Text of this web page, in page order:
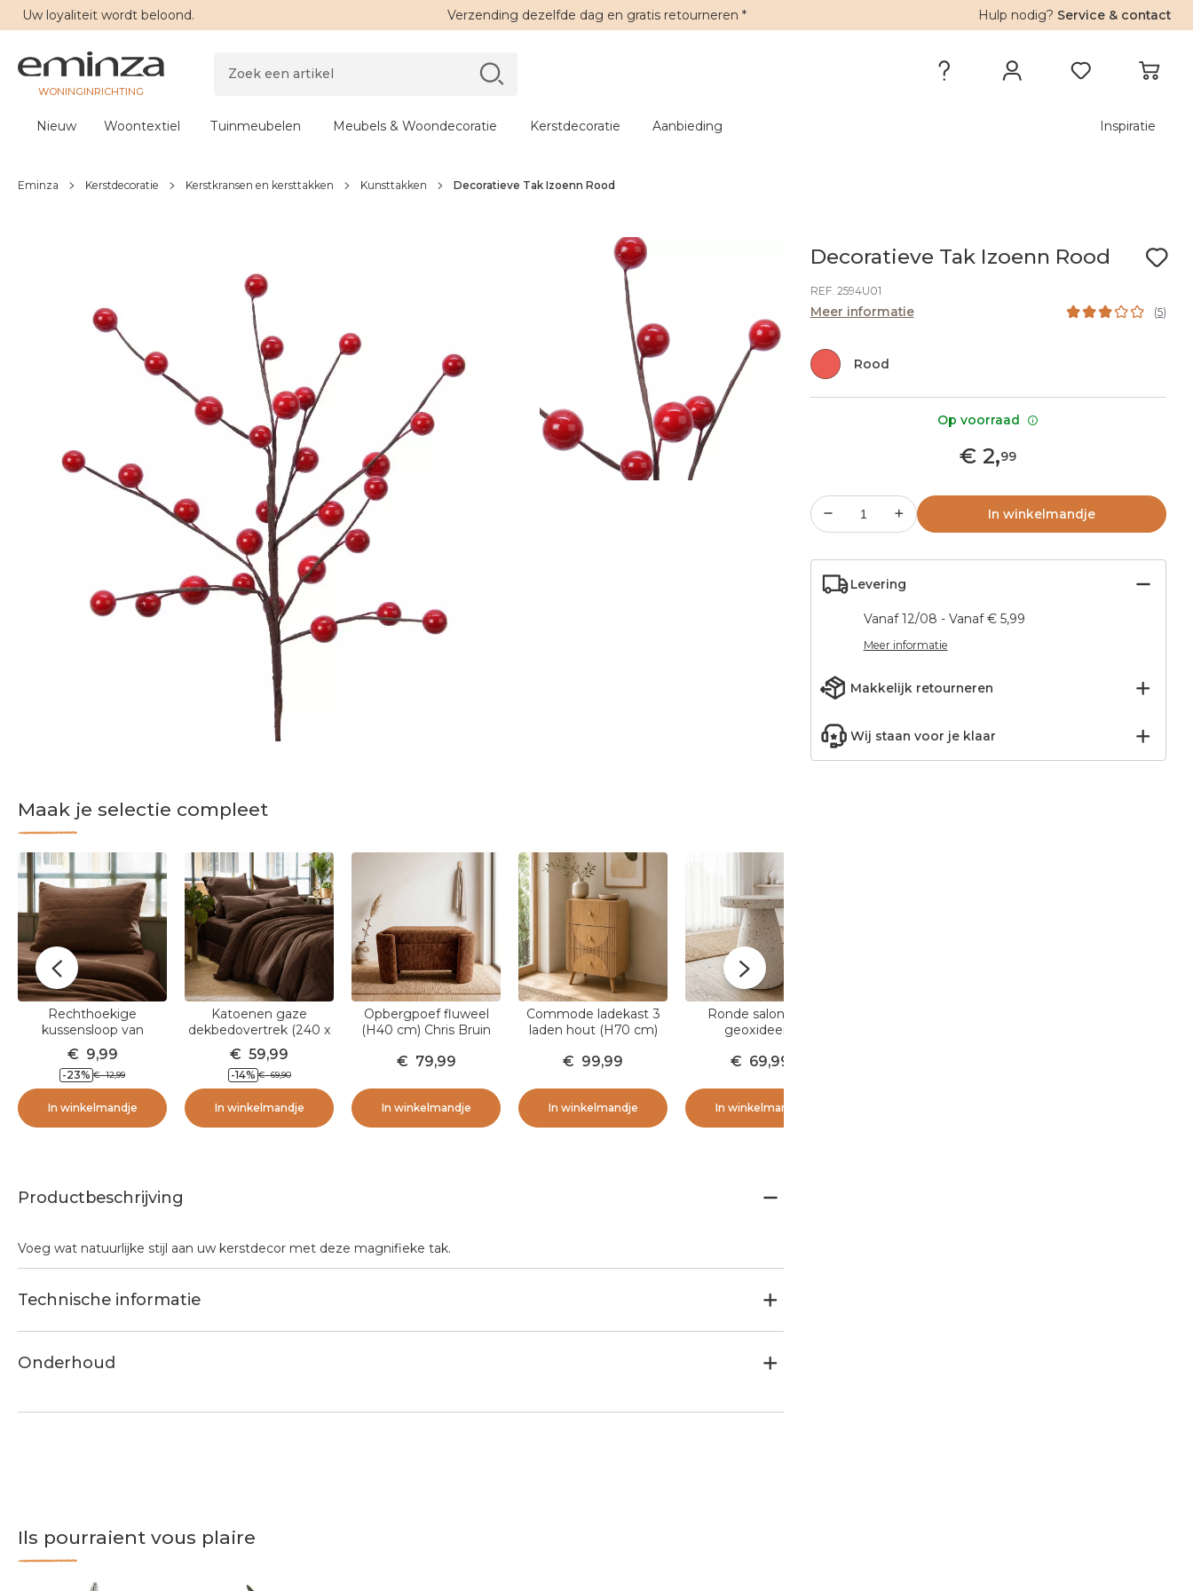
Uw loyaliteit wordt beloond. Verzending dezelfde dag en gratis retourneren * Hulp nodig? Service & contact
WONINGINRICHTING
Nieuw Woontextiel Tuinmeubelen Meubels & Woondecoratie Kerstdecoratie Aanbieding Inspiratie
Eminza Kerstdecoratie Kerstkransen en kersttakken Kunsttakken Decoratieve Tak Izoenn Rood
Decoratieve Tak Izoenn Rood
REF. 2594U01
Meer informatie (5)
Rood
€2,99
In winkelmandje
Levering
Vanaf 12/08 - Vanaf € 5,99
Meer informatie
Makkelijk retourneren
Wij staan voor je klaar
Maak je selectie compleet
Rechthoekige
kussensloop van
katoenen gaze (50 x 70
cm) Gaia Bruin
€ 9,99
-23% € 12,99
In winkelmandje
Katoenen gaze
dekbedovertrek (240 x
220 cm) Gaïa Bruin
€ 59,99
-14% € 69,90
In winkelmandje
Opbergpoef fluweel
(H40 cm) Chris Bruin
€ 79,99
In winkelmandje
Commode ladekast 3
laden hout (H70 cm)
€ 99,99
In winkelmandje
Ronde salontafel
geoxideerd
Modula Travertijn look
€ 69,99
In winkelmandje
Productbeschrijving
Voeg wat natuurlijke stijl aan uw kerstdecor met deze magnifieke tak.
Technische informatie
Onderhoud
Ils pourraient vous plaire